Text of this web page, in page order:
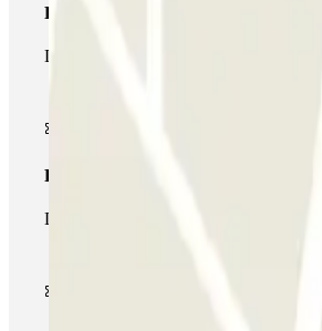
Passe simples
Durante a sua estadia, só poderá entrar
Passe multiestacionamento
Durante a sua estadia, pode utilizar